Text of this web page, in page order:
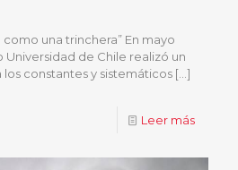
una trinchera” En mayo
Universidad de Chile realizó un
constantes y sistemáticos […]
Leer más